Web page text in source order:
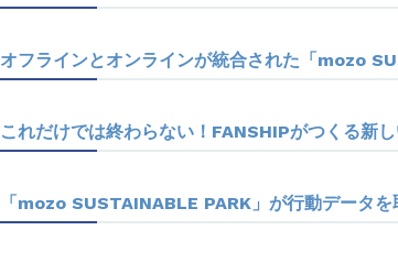
オフラインとオンラインが統合された「mozo
これだけでは終わらない！FANSHIPがつくる新
「mozo SUSTAINABLE PARK」が行動データ